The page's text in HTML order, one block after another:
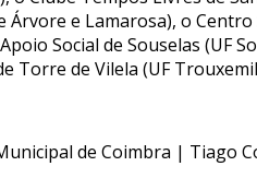
Árvore e Lamarosa), o
Social de Souselas (UF
Torre de Vilela (UF
de Coimbra | Tiago